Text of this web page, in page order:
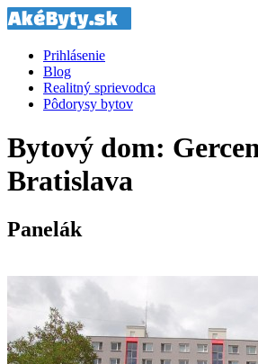
Prihlásenie
Blog
Realitný sprievodca
Pôdorysy bytov
Bytový dom:
Bratislava
Panelák